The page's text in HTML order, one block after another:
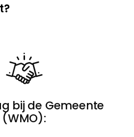
bij de Gemeente
(WMO):